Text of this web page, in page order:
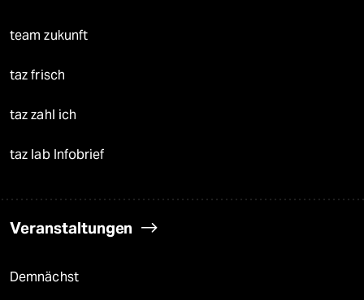
team zukunft
taz frisch
taz zahl ich
taz lab Infobrief
Veranstaltungen
Demnächst